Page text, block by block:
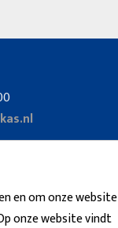
en om onze website
onze website vindt